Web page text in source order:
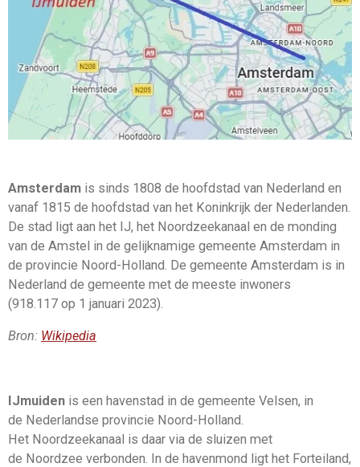
Amsterdam is sinds 1808 de hoofdstad van Nederland en
vanaf 1815 de hoofdstad van het Koninkrijk der Nederlanden
De stad ligt aan het IJ, het Noordzeekanaal en de monding
van de Amstel in de gelijknamige gemeente Amsterdam in
de provincie Noord-Holland . De gemeente Amsterdam is in
Nederland de gemeente met de meeste inwoners
(918.117 op 1 januari 2023).
Bron: Wikipedia
IJmuiden is een havenstad in de gemeente Velsen, in
de Nederlandse provincie Noord-Holland
Het Noordzeekanaal is daar via de sluizen met
de Noordzee verbonden. In de havenmond ligt het Forteiland,